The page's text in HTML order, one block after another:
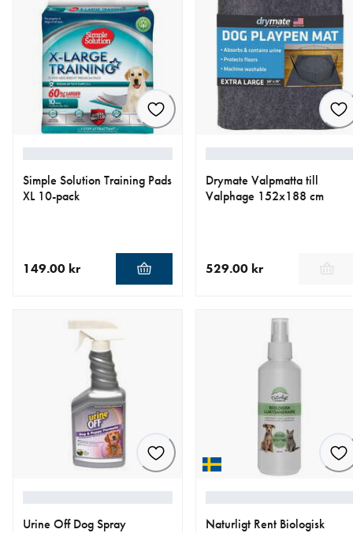
Simple Solution Training Pads
XL 10-pack
149.00 kr
Drymate Valpmatta till
Valphage 152x188 cm
529.00 kr
Urine Off Dog Spray
Naturligt Rent Biologisk